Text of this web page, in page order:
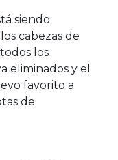
siendo
cabezas de
los
eliminados y el
favorito a
de